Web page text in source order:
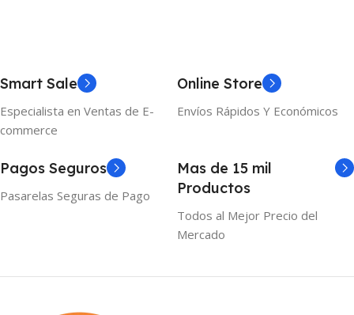
Smart Sale
Especialista en Ventas de E-
commerce
Online Store
Envíos Rápidos Y Económicos
Pagos Seguros
Pasarelas Seguras de Pago
Mas de 15 mil
Productos
Todos al Mejor Precio del
Mercado